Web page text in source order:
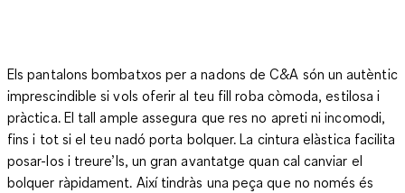
Els pantalons bombatxos per a nadons de C&A són un autèntic
imprescindible si vols oferir al teu fill roba còmoda, estilosa i
pràctica. El tall ample assegura que res no apreti ni incomodi,
fins i tot si el teu nadó porta bolquer. La cintura elàstica facilita
posar-los i treure’ls, un gran avantatge quan cal canviar el
bolquer ràpidament. Així tindràs una peça que no només és